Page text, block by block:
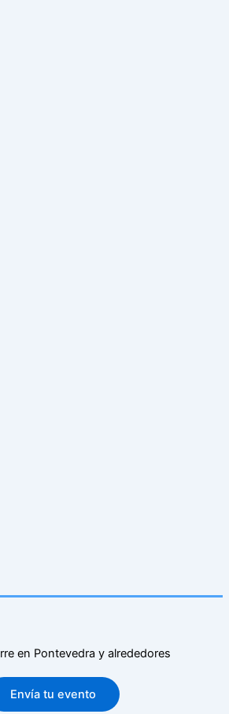
en Pontevedra y alrededores
Envía tu evento